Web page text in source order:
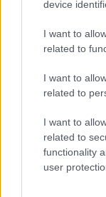
device
I want to
related to
I want to
related to
I want to
related to
functionality
user
E-mail cím